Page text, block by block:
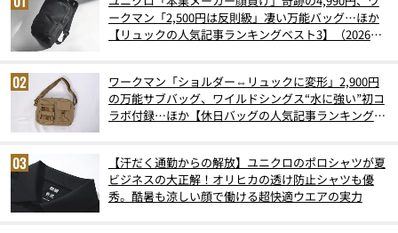
ークマン「2,500円は反則級」凄い万能バッグ…ほか
【リュックの人気記事ランキングベスト3】（2026年
ワークマン「ショルダー⇔リュックに変形」2,900円
の万能サブバッグ、ワイルドシングス“水に強い”初コ
ラボ付録…ほか【休日バッグの人気記事ランキングベ
【汗だく通勤からの解放】ユニクロのポロシャツが夏
ビジネスの大正解！オリヒカの透け防止シャツも優
秀。酷暑も涼しい顔で働ける超快適ウエアの実力